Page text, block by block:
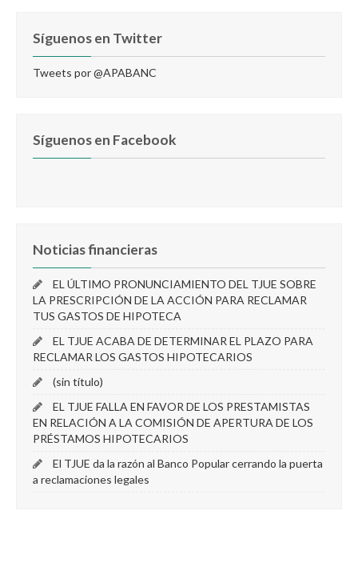
Síguenos en Twitter
Tweets por @APABANC
Síguenos en Facebook
Noticias financieras
EL ÚLTIMO PRONUNCIAMIENTO DEL TJUE SOBRE
LA PRESCRIPCIÓN DE LA ACCIÓN PARA RECLAMAR
TUS GASTOS DE HIPOTECA
EL TJUE ACABA DE DETERMINAR EL PLAZO PARA
RECLAMAR LOS GASTOS HIPOTECARIOS
(sin título)
EL TJUE FALLA EN FAVOR DE LOS PRESTAMISTAS
EN RELACIÓN A LA COMISIÓN DE APERTURA DE LOS
PRÉSTAMOS HIPOTECARIOS
El TJUE da la razón al Banco Popular cerrando la puerta
a reclamaciones legales